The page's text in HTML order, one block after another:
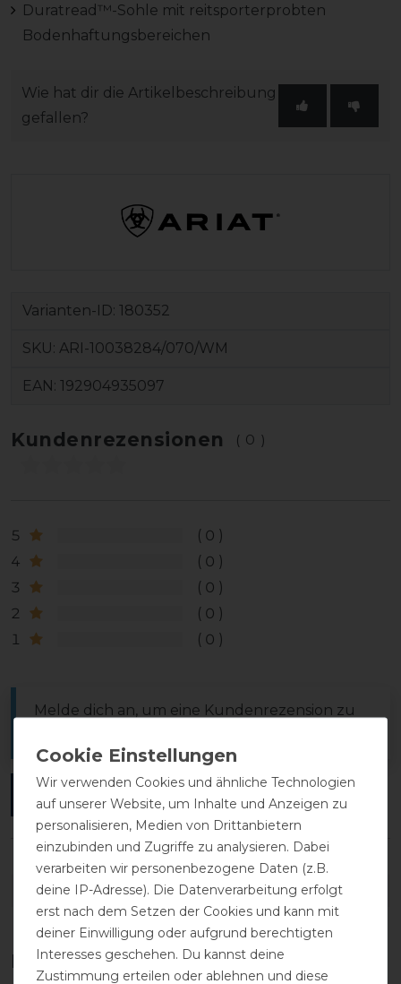
Duratread™-Sohle mit reitsporterprobten
Bodenhaftungsbereichen
Wie hat dir die Artikelbeschreibung
gefallen?
Varianten-ID: 180352
SKU: ARI-10038284/070/WM
EAN: 192904935097
Kundenrezensionen (0)
5
0
4
0
3
0
2
0
1
0
Melde dich an, um eine Kundenrezension zu
ANMELDEN
DETAILS ZUR PRODUKTSICHERHEIT
Das perfekte Zubehör für dich
Wir verwenden Cookies und ähnliche Technologien
auf unserer Website, um Inhalte und Anzeigen zu
personalisieren, Medien von Drittanbietern
einzubinden und Zugriffe zu analysieren. Dabei
verarbeiten wir personenbezogene Daten (z.B.
deine IP-Adresse). Die Datenverarbeitung erfolgt
erst nach dem Setzen der Cookies und kann mit
deiner Einwilligung oder aufgrund berechtigten
Interesses geschehen. Du kannst deine
Zustimmung erteilen oder ablehnen und diese